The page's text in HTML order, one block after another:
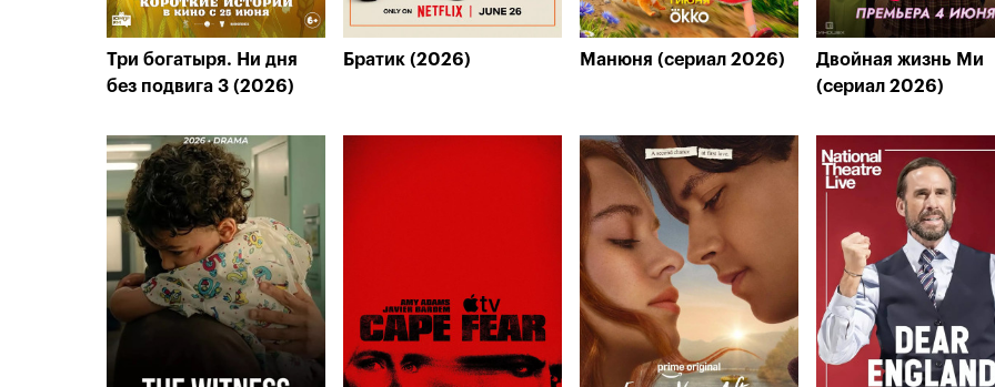
Три богатыря. Ни дня
без подвига 3 (2026)
Братик (2026) Манюня (сериал 2026)
Двойная жизнь Ми
(сериал 2026)